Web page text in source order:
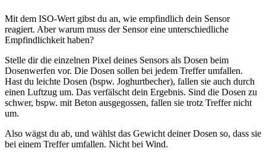
Mit dem ISO-Wert gibst du an, wie empfindlich dein Sensor
reagiert. Aber warum muss der Sensor eine unterschiedliche
Empfindlichkeit haben?
Stelle dir die einzelnen Pixel deines Sensors als Dosen beim
Dosenwerfen vor. Die Dosen sollen bei jedem Treffer umfallen.
Hast du leichte Dosen (bspw. Joghurtbecher), fallen sie auch durch
einen Luftzug um. Das verfälscht dein Ergebnis. Sind die Dosen zu
schwer, bspw. mit Beton ausgegossen, fallen sie trotz Treffer nicht
um.
Also wägst du ab, und wählst das Gewicht deiner Dosen so, dass sie
bei einem Treffer umfallen. Nicht bei Wind.